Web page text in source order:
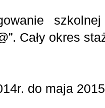
Cały okres
do maja